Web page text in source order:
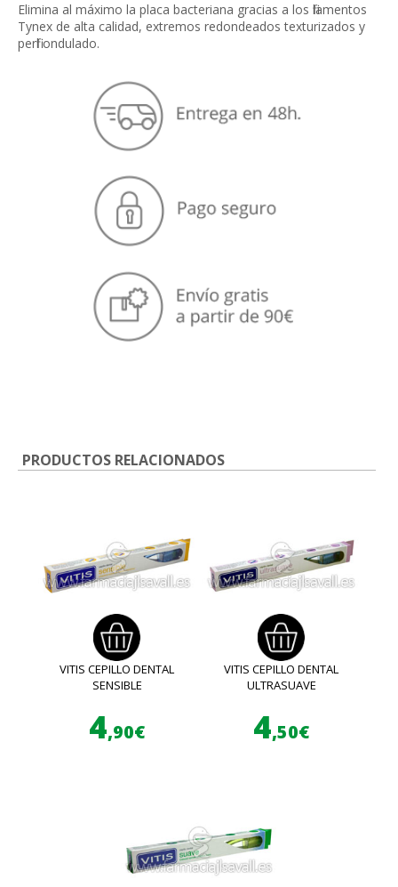
Elimina al máximo la placa bacteriana gracias a los filamentos
Tynex de alta calidad, extremos redondeados texturizados y
perfil ondulado.
PRODUCTOS RELACIONADOS
VITIS CEPILLO DENTAL
SENSIBLE
4,90€
VITIS CEPILLO DENTAL
ULTRASUAVE
4,50€